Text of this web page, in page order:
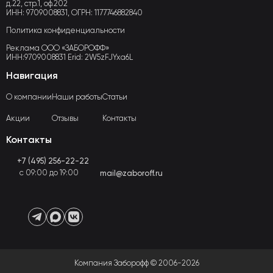
д.22, стр.1, оф.202
ИНН: 9709008831, ОГРН: 1177746882840
Политика конфиденциальности
Реклама ООО «ЗАБОРОФФ»
ИНН:9709008831 Erid: 2W5zFJYxa6L
Навигация
О компании
Акции
Наши работы
Отзывы
Статьи
Контакты
Контакты
+7 (495) 256-22-22
с 09:00 до 19:00
mail@zaboroff.ru
Компания Заборофф © 2006-2026